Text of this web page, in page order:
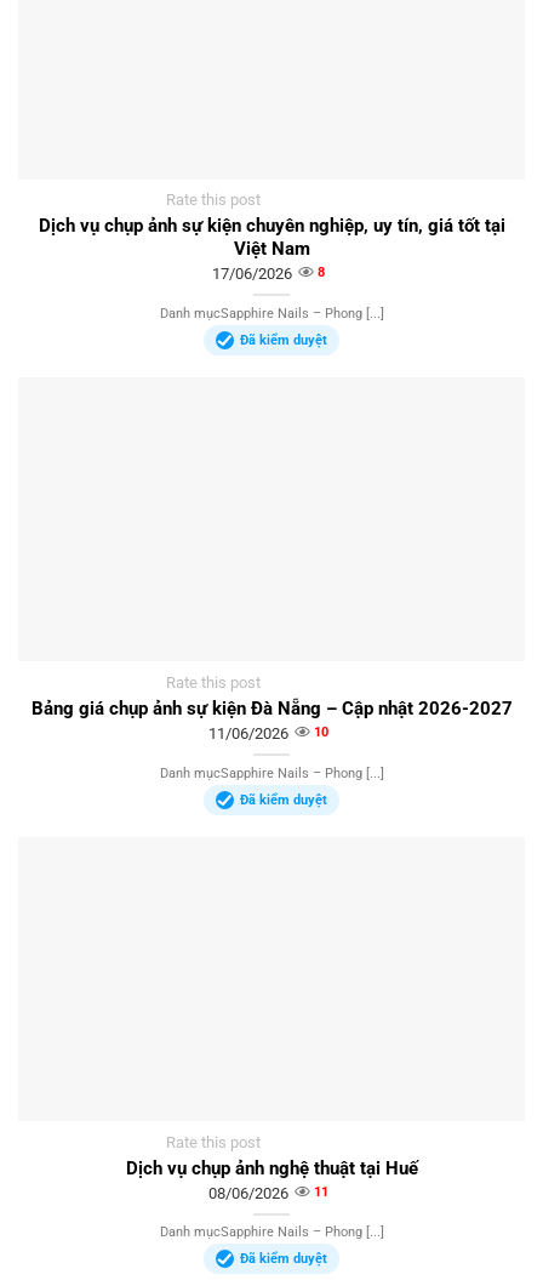
Rate this post
Dịch vụ chụp ảnh sự kiện chuyên nghiệp, uy tín, giá tốt tại
Việt Nam
17/06/2026 8
Danh mụcSapphire Nails – Phong [...]
Đã kiểm duyệt
Rate this post
Bảng giá chụp ảnh sự kiện Đà Nẵng – Cập nhật 2026-2027
11/06/2026 10
Danh mụcSapphire Nails – Phong [...]
Đã kiểm duyệt
Rate this post
Dịch vụ chụp ảnh nghệ thuật tại Huế
08/06/2026 11
Danh mụcSapphire Nails – Phong [...]
Đã kiểm duyệt